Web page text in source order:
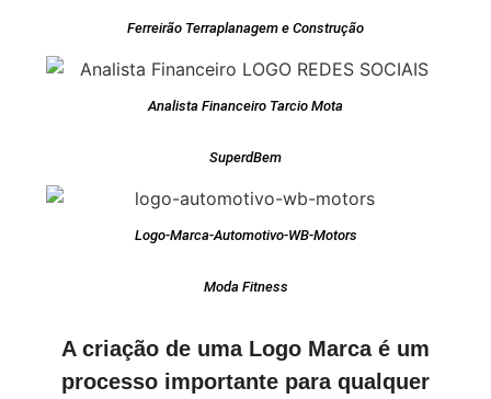
Ferreirão Terraplanagem e Construção
Analista Financeiro Tarcio Mota
SuperdBem
Logo-Marca-Automotivo-WB-Motors
Moda Fitness
A criação de uma Logo Marca é um
processo importante para qualquer